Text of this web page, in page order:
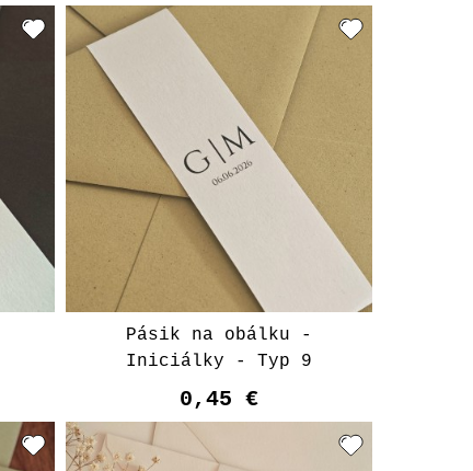
Pásik na obálku -
Iniciálky - Typ 9
0,45 €